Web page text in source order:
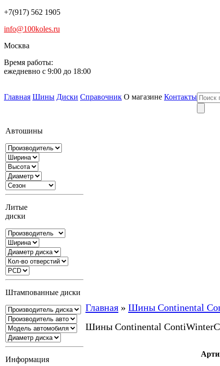
+7(917) 562 1905
info@100koles.ru
Москва
Время работы:
ежедневно с 9:00 до 18:00
Главная Шины Диски Справочник О магазине Контакты
Автошины
Литые
диски
Штампованные диски
Информация
Главная » Шины Continental
Шины Continental